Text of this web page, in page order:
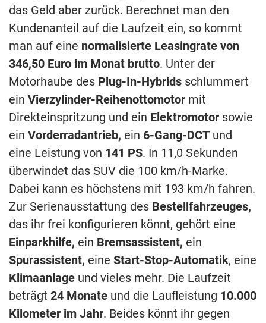
das Geld aber zurück. Berechnet man den
Kundenanteil auf die Laufzeit ein, so kommt
man auf eine normalisierte Leasingrate von
346,50 Euro im Monat brutto. Unter der
Motorhaube des Plug-In-Hybrids schlummert
ein Vierzylinder-Reihenottomotor mit
Direkteinspritzung und ein Elektromotor sowie
ein Vorderradantrieb, ein 6-Gang-DCT und
eine Leistung von 141 PS. In 11,0 Sekunden
überwindet das SUV die 100 km/h-Marke.
Dabei kann es höchstens mit 193 km/h fahren.
Zur Serienausstattung des Bestellfahrzeuges,
das ihr frei konfigurieren könnt, gehört eine
Einparkhilfe, ein Bremsassistent, ein
Spurassistent, eine Start-Stop-Automatik, eine
Klimaanlage und vieles mehr. Die Laufzeit
beträgt 24 Monate und die Laufleistung 10.000
Kilometer im Jahr. Beides könnt ihr gegen